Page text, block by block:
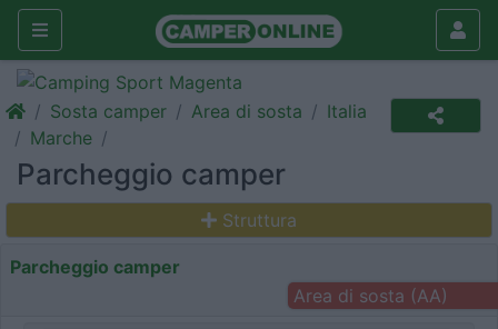
Sosta camper Area di sosta
Italia
Marche
Parcheggio camper
Struttura
Parcheggio camper
Area di sosta (AA)